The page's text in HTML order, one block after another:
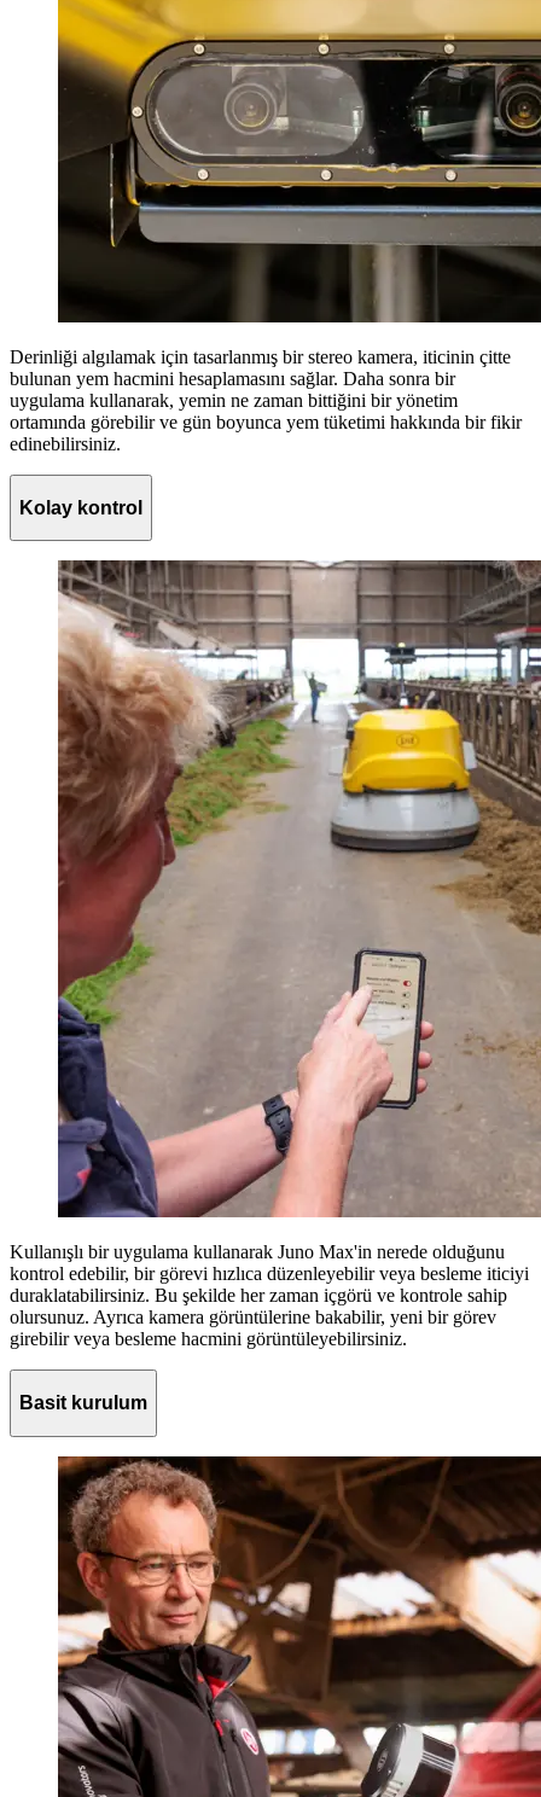
Derinliği algılamak için tasarlanmış bir stereo kamera, iticinin çitte
bulunan yem hacmini hesaplamasını sağlar. Daha sonra bir
uygulama kullanarak, yemin ne zaman bittiğini bir yönetim
ortamında görebilir ve gün boyunca yem tüketimi hakkında bir fikir
edinebilirsiniz.
Kolay kontrol
Kullanışlı bir uygulama kullanarak Juno Max'in nerede olduğunu
kontrol edebilir, bir görevi hızlıca düzenleyebilir veya besleme iticiyi
duraklatabilirsiniz. Bu şekilde her zaman içgörü ve kontrole sahip
olursunuz. Ayrıca kamera görüntülerine bakabilir, yeni bir görev
girebilir veya besleme hacmini görüntüleyebilirsiniz.
Basit kurulum